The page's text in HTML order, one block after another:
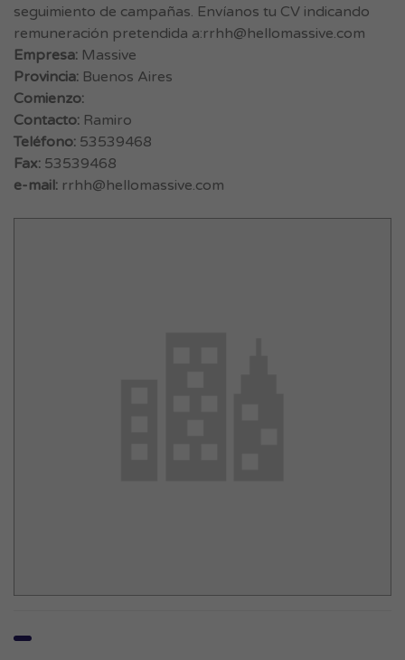
seguimiento de campañas. Envíanos tu CV indicando
remuneración pretendida a:rrhh@hellomassive.com
Empresa: Massive
Provincia: Buenos Aires
Comienzo:
Contacto: Ramiro
Teléfono: 53539468
Fax: 53539468
e-mail: rrhh@hellomassive.com